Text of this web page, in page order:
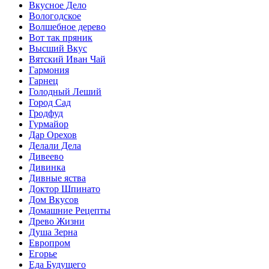
Вкусное Дело
Вологодское
Волшебное дерево
Вот так пряник
Высший Вкус
Вятский Иван Чай
Гармония
Гарнец
Голодный Леший
Город Сад
Гродфуд
Гурмайор
Дар Орехов
Делали Дела
Дивеево
Дивинка
Дивные яства
Доктор Шпинато
Дом Вкусов
Домашние Рецепты
Древо Жизни
Душа Зерна
Европром
Егорье
Еда Будущего